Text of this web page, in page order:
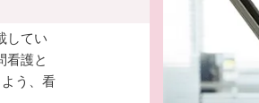
してい
看護と
う、看